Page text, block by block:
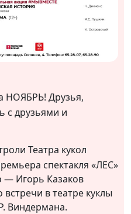
НОЯБРЬ! Друзья,
с друзьями и
Театра кукол
спектакля «ЛЕС»
— Игорь Казаков
в театре куклы
Виндермана.